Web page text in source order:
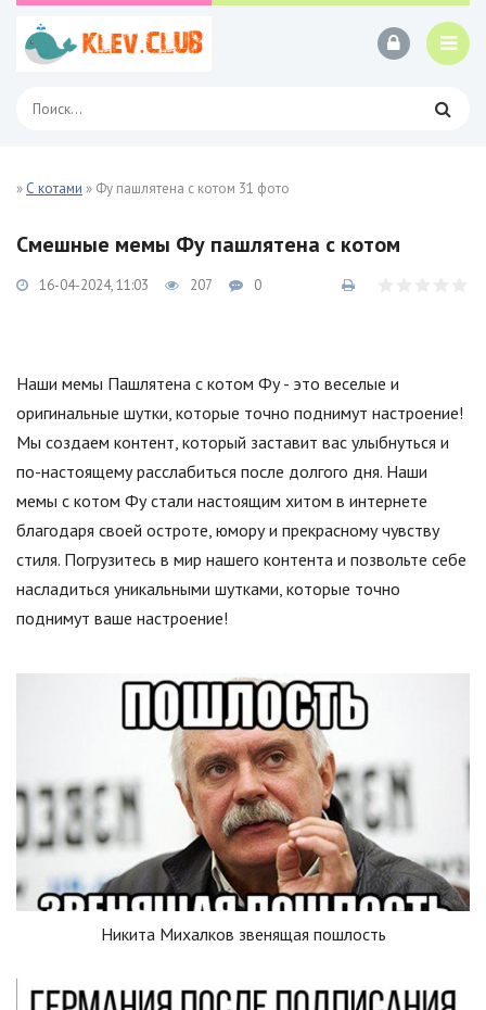
» С котами » Фу пашлятена с котом 31 фото
Смешные мемы Фу пашлятена с котом
16-04-2024, 11:03 207 0
Наши мемы Пашлятена с котом Фу - это веселые и
оригинальные шутки, которые точно поднимут настроение!
Мы создаем контент, который заставит вас улыбнуться и
по-настоящему расслабиться после долгого дня. Наши
мемы с котом Фу стали настоящим хитом в интернете
благодаря своей остроте, юмору и прекрасному чувству
стиля. Погрузитесь в мир нашего контента и позвольте себе
насладиться уникальными шутками, которые точно
поднимут ваше настроение!
Никита Михалков звенящая пошлость